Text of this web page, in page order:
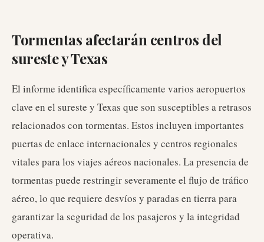
Tormentas afectarán centros del
sureste y Texas
El informe identifica específicamente varios aeropuertos
clave en el sureste y Texas que son susceptibles a retrasos
relacionados con tormentas. Estos incluyen importantes
puertas de enlace internacionales y centros regionales
vitales para los viajes aéreos nacionales. La presencia de
tormentas puede restringir severamente el flujo de tráfico
aéreo, lo que requiere desvíos y paradas en tierra para
garantizar la seguridad de los pasajeros y la integridad
operativa.